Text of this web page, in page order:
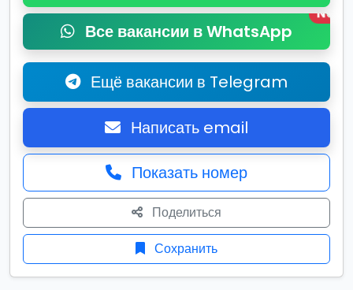
Все вакансии в WhatsApp
New
Ещё вакансии в Telegram
Написать email
Показать номер
Поделиться
Сохранить